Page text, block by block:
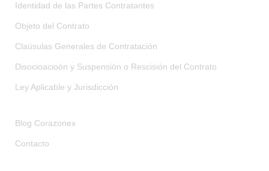
Identidad de las Partes Contratantes
Objeto del Contrato
Claúsulas Generales de Contratación
Disocioacioón y Suspensión o Rescisión del Contrato
Ley Aplicable y Jurisdicción
Blog Corazonex
Contacto